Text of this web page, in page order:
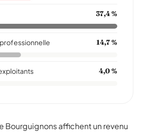
37,4 %
14,7 %
4,0 %
Bourguignons affichent un revenu